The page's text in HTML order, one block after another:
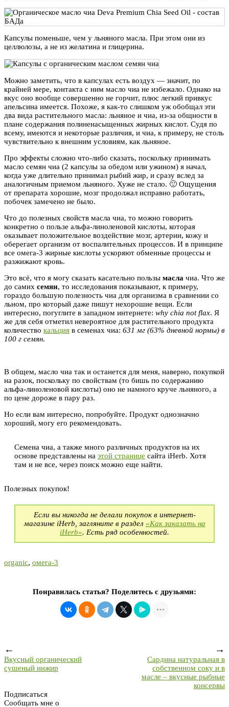
Капсулы поменьше, чем у льняного масла. При этом они из
целлюлозы, а не из желатина и глицерина.
Можно заметить, что в капсулах есть воздух — значит, по
крайней мере, контакта с ним масло чиа не избежало. Однако на
вкус оно вообще совершенно не горчит, плюс легкий привкус
апельсина имеется. Похоже, я как-то слишком уж обобщал эти
два вида растительного масла: льняное и чиа, из-за общности в
плане содержания полиненасыщенных жирных кислот. Судя по
всему, имеются и некоторые различия, и чиа, к примеру, не столь
чувствительно к внешним условиям, как льняное.
Про эффекты сложно что-либо сказать, поскольку принимать
масло семян чиа (2 капсулы за обедом или ужином) я начал,
когда уже длительно принимал рыбий жир, и сразу вслед за
аналогичным приемом льняного. Хуже не стало. 🙂 Ощущения
от препарата хорошие, мозг продолжал исправно работать,
побочек замечено не было.
Что до полезных свойств масла чиа, то можно говорить
конкретно о пользе альфа-линоленовой кислоты, которая
оказывает положительное воздействие мозг, артерии, кожу и
оберегает организм от воспалительных процессов. И в принципе
все омега-3 жирные кислоты ускоряют обменные процессы и
разжижают кровь.
Это всё, что я могу сказать касательно пользы масла чиа. Что же
до самих семян, то исследования показывают, к примеру,
гораздо большую полезность чиа для организма в сравнении со
льном, про который даже пишут нехорошие вещи. Если
интересно, погуглите в западном интернете: why chia not flax. Я
же для себя отметил невероятное для растительного продукта
количество кальция в семенах чиа: 631 мг (63% дневной нормы) в
100 г семян.
В общем, масло чиа так и останется для меня, наверно, покупкой
на разок, поскольку по свойствам (то бишь по содержанию
альфа-линоленовой кислоты) оно не намного круче льняного, а
по цене дороже в пару раз.
Но если вам интересно, попробуйте. Продукт однозначно
хороший, могу его рекомендовать.
Семена чиа, а также много различных продуктов на их
основе представлены на этой странице сайта iHerb. Хотя
там и не все, через поиск можно еще найти.
Полезных покупок!
Если вы никогда не делали покупок в интернет-
магазине iHerb, загляните в раздел «Как заказать на
iHerb». Есть ряд особенностей.
organic, омега-3
Понравилась статья? Поделитесь с друзьями:
←
Вкусный органический
сушеный инжир
→
Сардина натуральная в
собственном соку и в
масле – вкусные рыбные
консервы
Подписаться
Сообщать мне о